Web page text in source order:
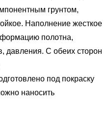
грунтом,
Наполнение жесткое
полотна,
давления. С обеих сторон
под покраску
наносить